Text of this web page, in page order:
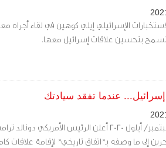
بتحسين علاقات إسرائيل معها.
في يوم 11 سبتمبر/ أيلول 2020 أعلن الرئيس
إلى ما وصفه بـ"اتفاق تاريخي" لإقامة علاقات